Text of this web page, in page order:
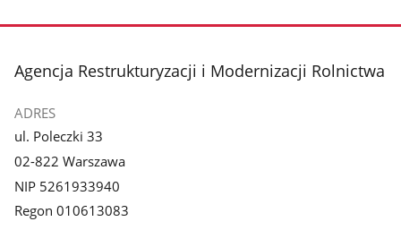
stopka
Agencja Restrukturyzacji i Modernizacji Rolnictwa
ADRES
ul. Poleczki 33
02-822 Warszawa
NIP 5261933940
Regon 010613083